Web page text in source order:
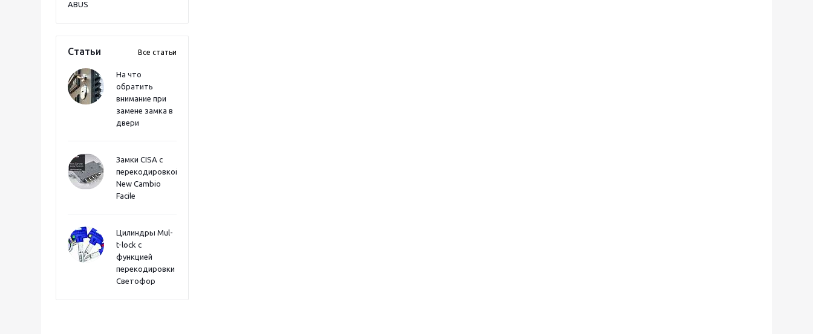
ABUS
Статьи Все статьи
На что
обратить
внимание при
замене замка в
двери
Замки CISA с
перекодировкой
New Cambio
Facile
Цилиндры Mul-
t-lock с
функцией
перекодировки
Светофор